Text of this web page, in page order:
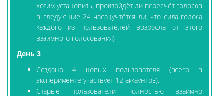
хотим установить, произойдёт ли пересчёт голосов
в следующие 24 часа (учтётся ли, что сила голоса
каждого из пользователей возросла от этого
взаимного голосования)
День 3
Создано 4 новых пользователя (всего в
эксперименте участвует 12 аккаунтов).
Старые пользователи полностью взаимно